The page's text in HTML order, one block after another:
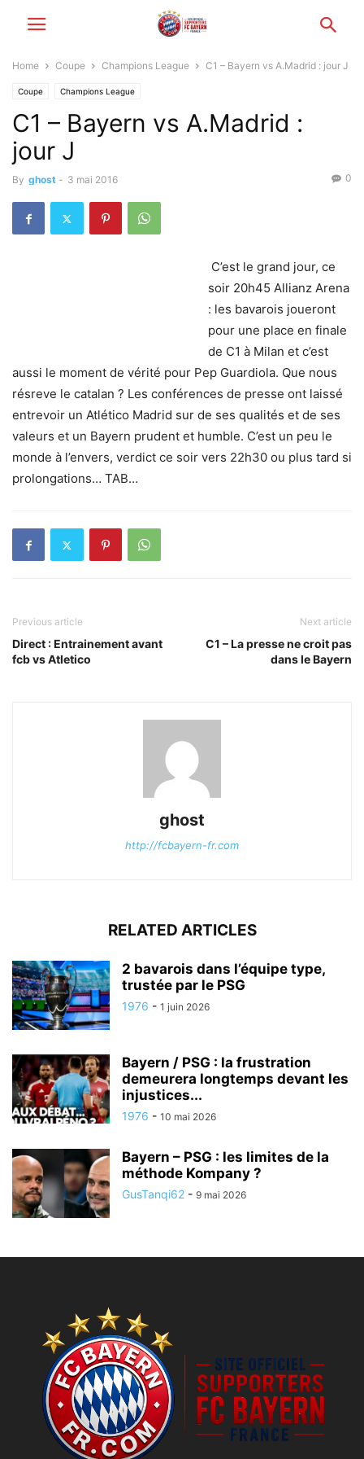
Home Coupe Champions League C1 – Bayern vs A.Madrid : jour J
Coupe Champions League
C1 – Bayern vs A.Madrid :
jour J
By ghost - 3 mai 2016 0
C’est le grand jour, ce
soir 20h45 Allianz Arena
: les bavarois joueront
pour une place en finale
de C1 à Milan et c’est
aussi le moment de vérité pour Pep Guardiola. Que nous
résreve le catalan ? Les conférences de presse ont laissé
entrevoir un Atlético Madrid sur de ses qualités et de ses
valeurs et un Bayern prudent et humble. C’est un peu le
monde à l’envers, verdict ce soir vers 22h30 ou plus tard si
prolongations… TAB…
Previous article
Direct : Entrainement avant
fcb vs Atletico
Next article
C1 – La presse ne croit pas
dans le Bayern
ghost
http://fcbayern-fr.com
RELATED ARTICLES
2 bavarois dans l’équipe type,
trustée par le PSG
1976 - 1 juin 2026
Bayern / PSG : la frustration
demeurera longtemps devant les
injustices...
1976 - 10 mai 2026
Bayern – PSG : les limites de la
méthode Kompany ?
GusTanqi62 - 9 mai 2026